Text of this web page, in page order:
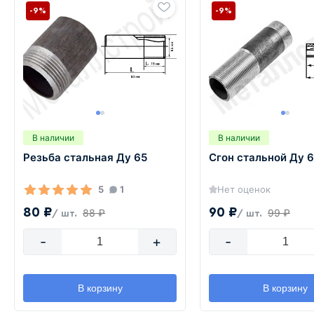
В наличии
Резьба стальная Ду 65
5 1
80 ₽/ шт. 88 ₽
-9%
- +
В корзину
В наличии
Сгон стальной Ду
Нет оценок
90 ₽/ шт. 99 ₽
-9%
-
В корзину